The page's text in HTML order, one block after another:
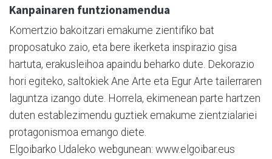
Kanpainaren funtzionamendua
Komertzio bakoitzari emakume zientifiko bat
proposatuko zaio, eta bere ikerketa inspirazio gisa
hartuta, erakusleihoa apaindu beharko dute. Dekorazio
hori egiteko, saltokiek Ane Arte eta Egur Arte tailerraren
laguntza izango dute. Horrela, ekimenean parte hartzen
duten establezimendu guztiek emakume zientzialariei
protagonismoa emango diete.
Elgoibarko Udaleko webgunean: www.elgoibar.eus